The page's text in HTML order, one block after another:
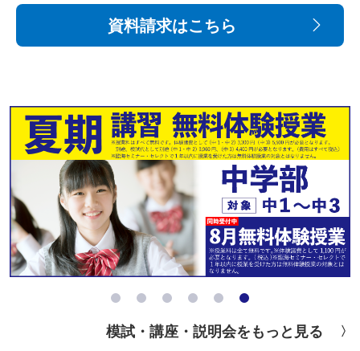
資料請求はこちら
模試・講座・説明会をもっと見る